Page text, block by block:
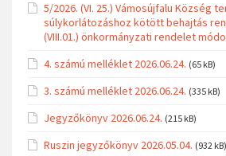
5/2026. (VI. 25.) Vámosújfalu Község
súlykorlátozáshoz kötött behajtás
(VIII.01.) önkormányzati rendelet
4. számú melléklet 2026.06.24. (65 kB)
3. számú melléklet 2026.06.24. (335 kB)
Jegyzőkönyv 2026.06.24. (215 kB)
Ruszin jegyzőkönyv 2026.05.04. (932 kB)